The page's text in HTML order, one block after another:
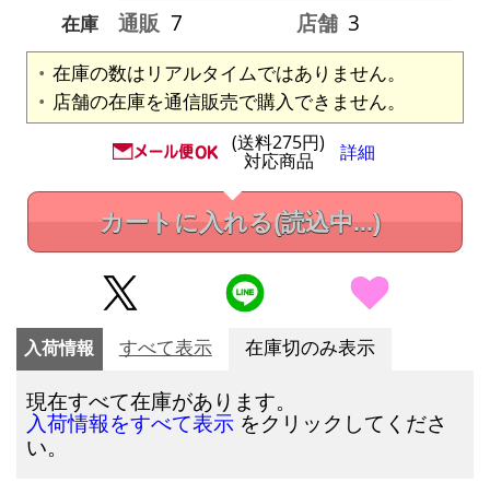
在庫
通販 7 店舗 3
在庫の数はリアルタイムではありません。
店舗の在庫を通信販売で購入できません。
(送料275円)
対応商品 詳細
カートに入れる(読込中...)
入荷情報 すべて表示 在庫切のみ表示
現在すべて在庫があります。
入荷情報をすべて表示 をクリックしてくださ
い。